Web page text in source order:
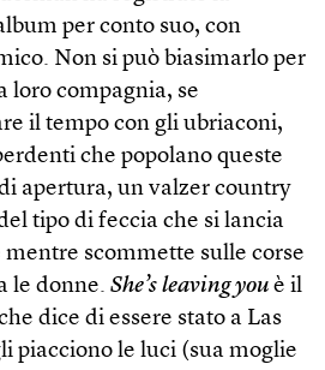
per conto suo, con
Non si può biasimarlo per
loro compagnia, se
il tempo con gli ubriaconi,
che popolano queste
apertura, un valzer country
tipo di feccia che si lancia
scommette sulle corse
le donne. She’s leaving you è il
dice di essere stato a Las
piacciono le luci (sua moglie